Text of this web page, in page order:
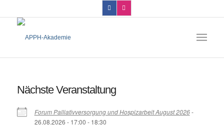
Nächste Veranstaltung
Forum Palliativversorgung und Hospizarbeit August 2026-
26.08.2026 - 17:00 - 18:30